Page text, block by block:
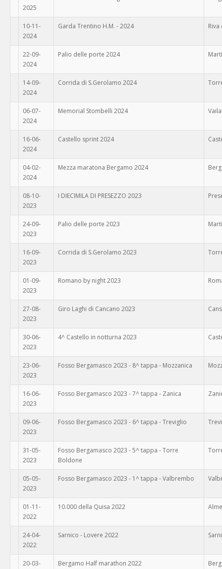
2025
10-11-
2024
Garda Trentino H.M. - 2024
22-09-
2024
Palio delle porte 2024
14-09-
2024
Corrida di S.Gerolamo 2024
06-07-
2024
Memorial Stombelli 2024
16-06-
2024
Castello sprint 2024
04-02-
2024
Mezza maratona Bergamo 2024
08-10-
2023
I DIECIMILA DI PRESEZZO 2023
24-09-
2023
Palio delle porte 2023
16-09-
2023
Corrida di S.Gerolamo 2023
01-09-
2023
Romano by night 2023
27-08-
2023
Giro Laghi di Cancano 2023
30-06-
2023
4^ Castello in notturna 2023
23-06-
2023
Fosso Bergamasco 2023 - 8^ tappa - Mozzanica
16-06-
2023
Fosso Bergamasco 2023 - 7^ tappa - Zanica
09-06-
2023
Fosso Bergamasco 2023 - 6^ tappa - Treviglio
31-05-
2023
Fosso Bergamasco 2023 - 5^ tappa - Torre
Boldone
05-05-
2023
Fosso Bergamasco 2023 - 1^ tappa - Valbrembo
01-11-
2022
10.000 della Quisa 2022
24-04-
2022
Sarnico - Lovere 2022
20-03- Bergamo Half marathon 2022